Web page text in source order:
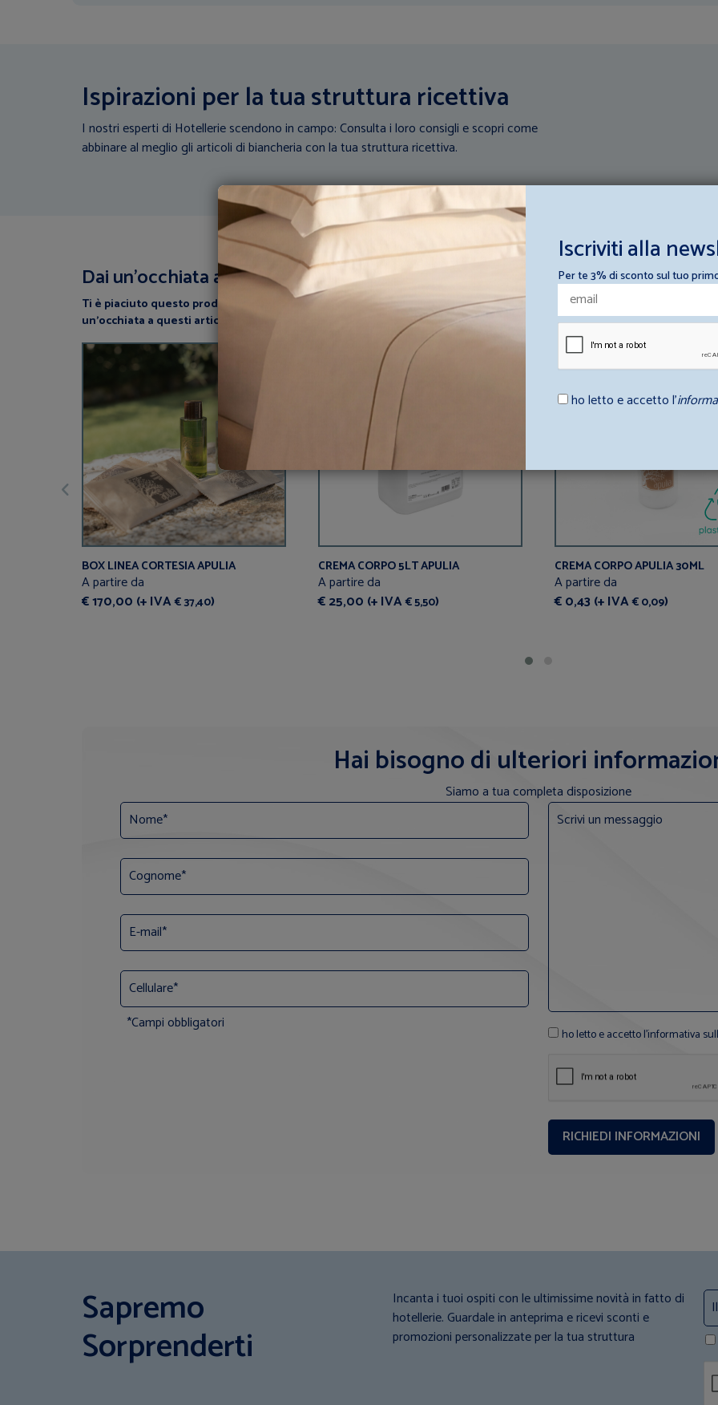
Ispirazioni per la tua struttura ricettiva
I nostri esperti di Hotellerie scendono in campo: Consulta i loro consigli e scopri come
abbinare al meglio gli articoli di biancheria con la tua struttura ricettiva.
Dai un’occhiata a questi articoli
Ti è piaciuto questo prodotto? perchè non dai
un’occhiata a questi articoli correlati?
BOX LINEA CORTESIA APULIA
A partire da
€ 170,00 (+ IVA€ 37,40)
PREZZO RIBASSATO
CREMA CORPO 5LT APULIA
A partire da
€ 25,00 (+ IVA€ 5,50)
CREMA CORPO APULIA 30ML
A partire da
€ 0,43 (+ IVA€ 0,09)
Hai bisogno di ulteriori
Siamo a tua completa disposizione
*Campi obbligatori
ho letto e accetto l'informativa
Sapremo
Sorprenderti
Incanta i tuoi ospiti con le ultimissime novità in fatto di
hotellerie. Guardale in anteprima e ricevi sconti e
promozioni personalizzate per la tua struttura
Iscriviti alla
Per te 3% di sconto sul tuo
ho letto e accetto l’